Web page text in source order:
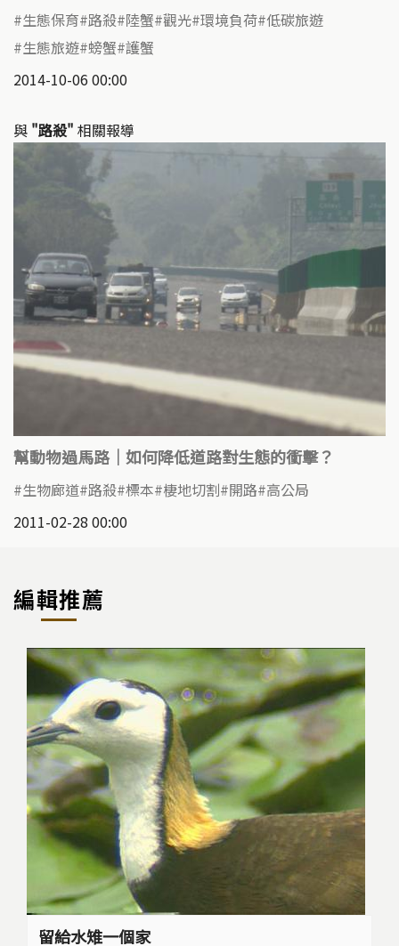
生態保育 路殺 陸蟹 觀光 環境負荷 低碳旅遊
生態旅遊 螃蟹 護蟹
2014-10-06 00:00
與 "路殺" 相關報導
幫動物過馬路｜如何降低道路對生態的衝擊？
生物廊道 路殺 標本 棲地切割 開路 高公局
2011-02-28 00:00
編輯推薦
留給水雉一個家